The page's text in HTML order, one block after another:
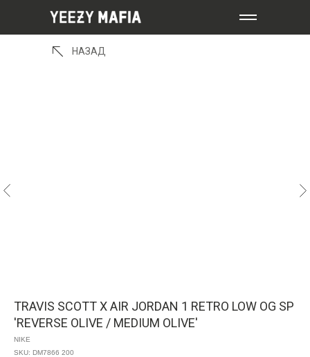
НАЗАД
TRAVIS SCOTT X AIR JORDAN 1 RETRO LOW OG SP
'REVERSE OLIVE / MEDIUM OLIVE'
NIKE
SKU: DM7866 200